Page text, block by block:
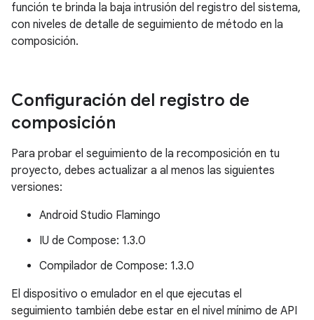
función te brinda la baja intrusión del registro del sistema,
con niveles de detalle de seguimiento de método en la
composición.
Configuración del registro de
composición
Para probar el seguimiento de la recomposición en tu
proyecto, debes actualizar a al menos las siguientes
versiones:
Android Studio Flamingo
IU de Compose: 1.3.0
Compilador de Compose: 1.3.0
El dispositivo o emulador en el que ejecutas el
seguimiento también debe estar en el nivel mínimo de API